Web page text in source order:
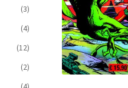
(3)
(4)
(12)
(2)